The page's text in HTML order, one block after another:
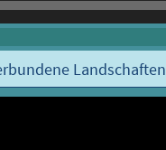
Landschaften